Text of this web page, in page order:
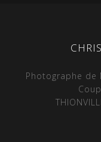
Photographe de